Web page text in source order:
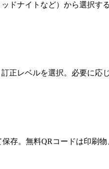
ドナイトなど）から選択す
レベルを選択。必要に応
存。無料QRコードは印刷